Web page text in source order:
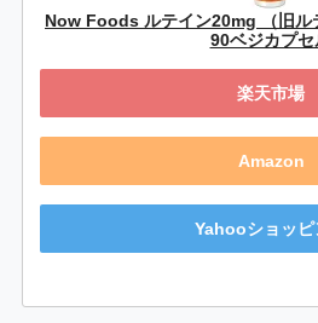
Now Foods ルテイン20mg （旧ル
90ベジカプセ
楽天市場
Amazon
Yahooショッピ